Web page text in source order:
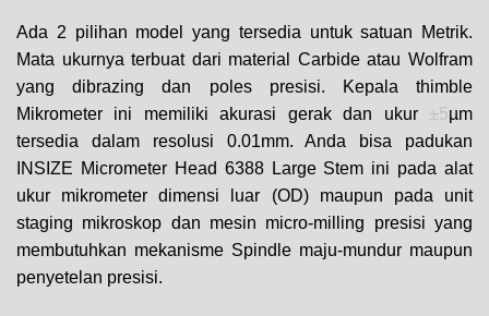
Ada 2 pilihan model yang tersedia untuk satuan Metrik.
Mata ukurnya terbuat dari material Carbide atau Wolfram
yang dibrazing dan poles presisi. Kepala thimble
Mikrometer ini memiliki akurasi gerak dan ukur ±5µm
tersedia dalam resolusi 0.01mm.Anda bisa padukan
INSIZE Micrometer Head 6388 Large Stem ini pada alat
ukur mikrometer dimensi luar (OD) maupun pada unit
staging mikroskop dan mesin micro-milling presisi yang
membutuhkan mekanisme Spindle maju-mundur maupun
penyetelan presisi.